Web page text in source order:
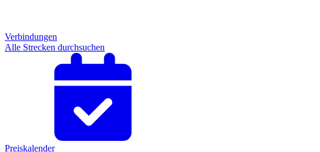
Verbindungen
Alle Strecken durchsuchen
Preiskalender